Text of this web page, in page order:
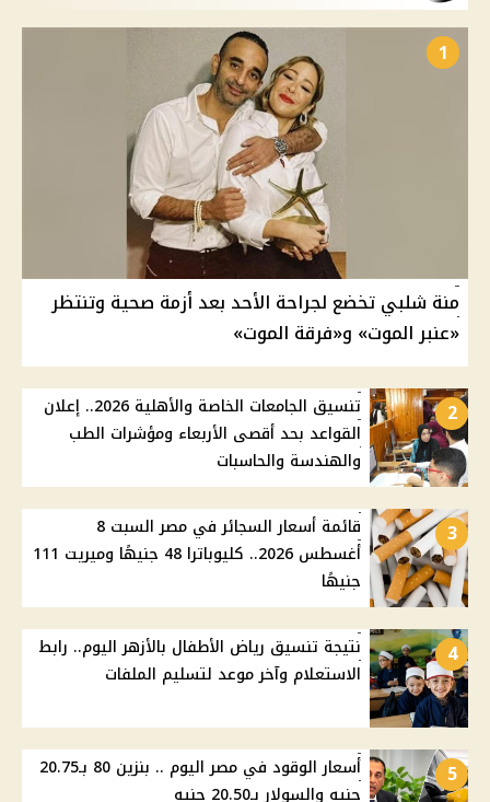
1
منة شلبي تخضع لجراحة الأحد بعد أزمة صحية وتنتظر
«عنبر الموت» و«فرقة الموت»
2
تنسيق الجامعات الخاصة والأهلية 2026.. إعلان
القواعد بحد أقصى الأربعاء ومؤشرات الطب
والهندسة والحاسبات
3
قائمة أسعار السجائر في مصر السبت 8
أغسطس 2026.. كليوباترا 48 جنيهًا وميريت 111
جنيهًا
4
نتيجة تنسيق رياض الأطفال بالأزهر اليوم.. رابط
الاستعلام وآخر موعد لتسليم الملفات
5
أسعار الوقود في مصر اليوم .. بنزين 80 بـ20.75
جنيه والسولار بـ20.50 جنيه